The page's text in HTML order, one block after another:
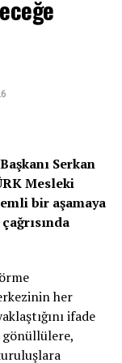
elektriği
Serkan
Mesleki
bir aşamaya
her
ifade
gönüllülere,